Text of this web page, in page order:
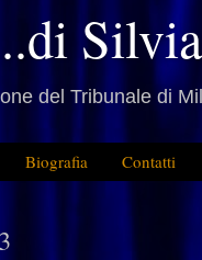
del Tribunale di
Biografia Contatti